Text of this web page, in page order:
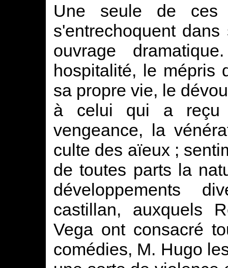
Une seule de ces
s'entrechoquent
ouvrage
hospitalité, le mépris
sa propre vie, le
à celui qui a
vengeance, la
culte des aïeux ;
de toutes parts la
développements
castillan, auxquels
Vega ont consacré
comédies, M. Hugo